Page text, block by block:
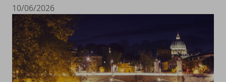
10/06/2026